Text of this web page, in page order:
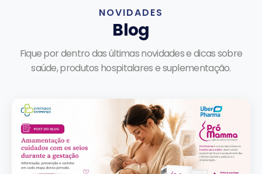
NOVIDADES
Blog
Fique por dentro das últimas novidades e dicas sobre
saúde, produtos hospitalares e suplementação.